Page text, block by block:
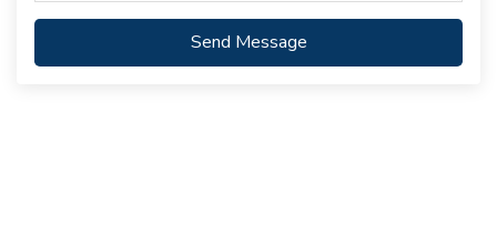
Send Message